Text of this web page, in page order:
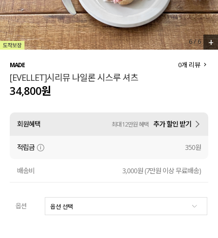
살안타템
110사이즈
티셔츠
셔츠
원피스
니트
스커트
언더웨어
6/6 +
MADE
[EVELLET]시리뮤 나일론 시스루 셔츠
0개 리뷰
34,800원
회원혜택 최대 12만원 혜택 추가 할인 받기
적립금 350원
배송비 3,000원 (7만원 이상 무료배송)
옵션